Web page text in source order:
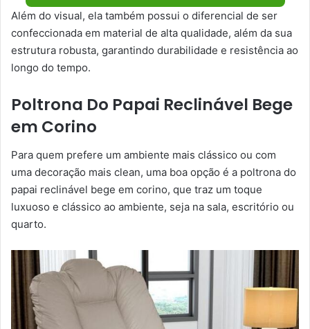
Além do visual, ela também possui o diferencial de ser
confeccionada em material de alta qualidade, além da sua
estrutura robusta, garantindo durabilidade e resistência ao
longo do tempo.
Poltrona Do Papai Reclinável Bege
em Corino
Para quem prefere um ambiente mais clássico ou com
uma decoração mais clean, uma boa opção é a poltrona do
papai reclinável bege em corino, que traz um toque
luxuoso e clássico ao ambiente, seja na sala, escritório ou
quarto.